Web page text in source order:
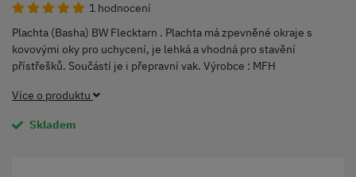
1 hodnocení
Plachta (Basha) BW Flecktarn . Plachta má zpevněné okraje s
kovovými oky pro uchycení, je lehká a vhodná pro stavění
přístřešků. Součástí je i přepravní vak. Výrobce : MFH
Více o produktu
Skladem